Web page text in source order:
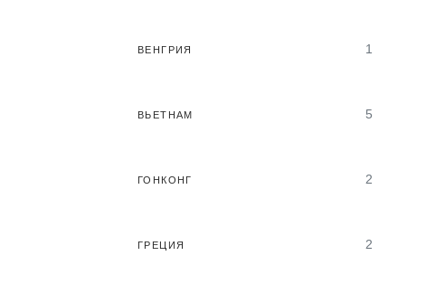
ВЕНГРИЯ 1
ВЬЕТНАМ 5
ГОНКОНГ 2
ГРЕЦИЯ 2